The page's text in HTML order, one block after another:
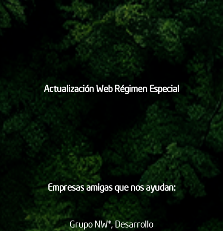
Actualización Web Régimen Especial
Empresas amigas que nos ayudan:
Grupo NW®, Desarrollo